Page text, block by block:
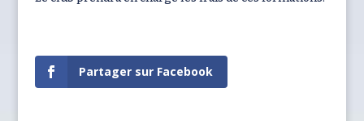
Partager sur Facebook